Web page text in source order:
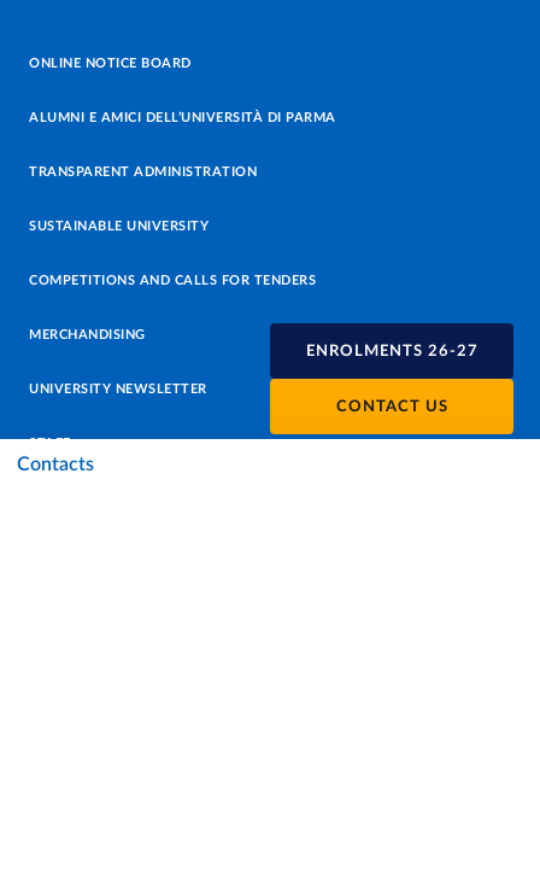
ENROLMENTS 26-27
CONTACT US
Contacts
ONLINE NOTICE BOARD
ALUMNI E AMICI DELL’UNIVERSITÀ DI PARMA
TRANSPARENT ADMINISTRATION
SUSTAINABLE UNIVERSITY
COMPETITIONS AND CALLS FOR TENDERS
MERCHANDISING
UNIVERSITY NEWSLETTER
STAFF